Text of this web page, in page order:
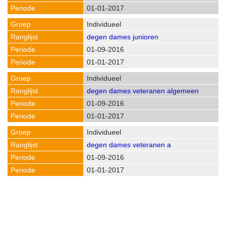
01-01-2017
Individueel
degen dames junioren
01-09-2016
01-01-2017
Individueel
degen dames veteranen algemeen
01-09-2016
01-01-2017
Individueel
degen dames veteranen a
01-09-2016
01-01-2017